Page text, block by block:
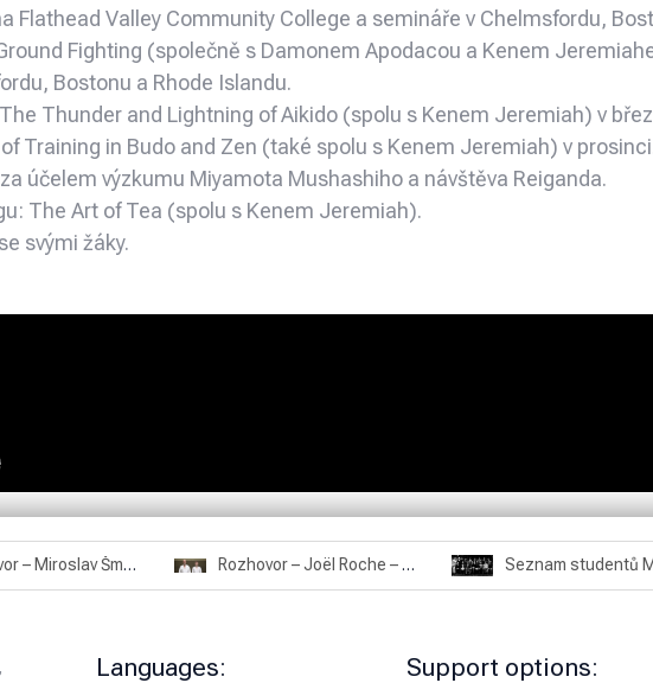
Flathead Valley Community College a semináře v Chelmsfordu,
Fighting (společně s Damonem Apodacou a Kenem
Bostonu a Rhode Islandu.
Thunder and Lightning of Aikido (spolu s Kenem Jeremiah) v
Training in Budo and Zen (také spolu s Kenem Jeremiah) v
účelem výzkumu Miyamota Mushashiho a návštěva Reiganda.
The Art of Tea (spolu s Kenem Jeremiah).
svými žáky.
Rozhovor – Miroslav Šmíd – 22.3.2025 Rozhovor – Joël Roche – 12.4.2025 – Praha, Karlín
Languages: Support options: